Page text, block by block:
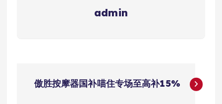
admin
文傲胜按摩器国补喵住专场至高补15%